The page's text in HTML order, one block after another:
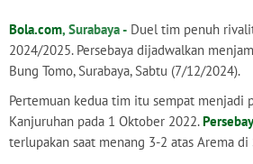
Bola.com, Surabaya - Duel tim penuh
2024/2025. Persebaya dijadwalkan
Bung Tomo, Surabaya, Sabtu (7/12/2024).
Pertemuan kedua tim itu sempat menjadi
Kanjuruhan pada 1 Oktober 2022.
terlupakan saat menang 3-2 atas Arema